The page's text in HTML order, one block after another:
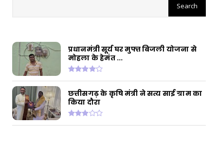
प्रधानमंत्री सूर्य घर मुफ्त बिजली योजना से
मोहला के हेमंत ...
छत्तीसगढ़ के कृषि मंत्री ने सत्य साई ग्राम का
किया दौरा